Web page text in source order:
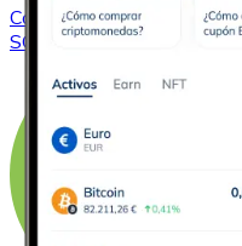
ComprarSolana
con
SOL